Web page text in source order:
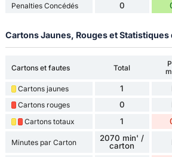
Penalties Concédés 0
Cartons Jaunes, Rouges et Statistiques
Cartons et fautes Total
Cartons jaunes 1
Cartons rouges 0
Cartons totaux 1
Minutes par Carton
2070 min' /
carton